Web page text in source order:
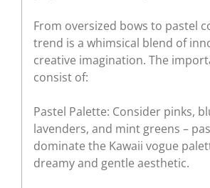
From oversized bows to pastel
trend is a whimsical blend of
creative imagination. The
consist of:
Pastel Palette: Consider pinks,
lavenders, and mint greens –
dominate the Kawaii vogue
dreamy and gentle aesthetic.